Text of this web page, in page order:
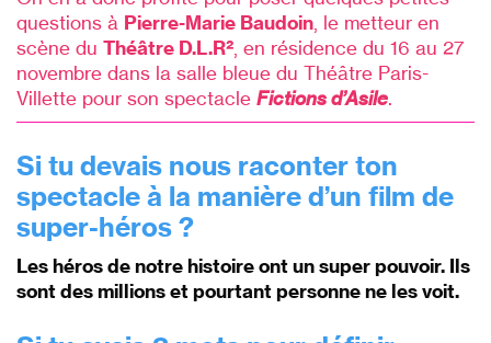
questions à Pierre-Marie Baudoin, le metteur en
scène du Théâtre D.L.R², en résidence du 16 au 27
novembre dans la salle bleue du Théâtre Paris-
Villette pour son spectacle Fictions d’Asile.
Si tu devais nous raconter ton
spectacle à la manière d’un film de
super-héros ?
Les héros de notre histoire ont un super pouvoir. Ils
sont des millions et pourtant personne ne les voit.